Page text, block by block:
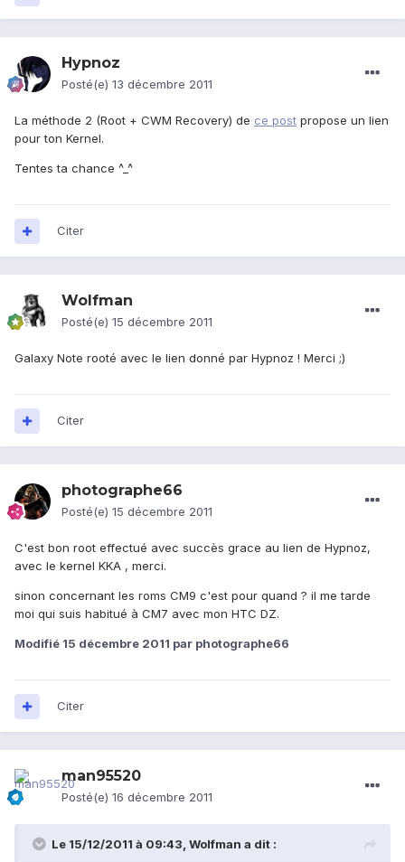
Hypnoz
Posté(e) 13 décembre 2011
La méthode 2 (Root + CWM Recovery) de ce post propose un lien
pour ton Kernel.
Tentes ta chance ^_^
Citer
Wolfman
Posté(e) 15 décembre 2011
Galaxy Note rooté avec le lien donné par Hypnoz ! Merci ;)
Citer
photographe66
Posté(e) 15 décembre 2011
C'est bon root effectué avec succès grace au lien de Hypnoz,
avec le kernel KKA , merci.
sinon concernant les roms CM9 c'est pour quand ? il me tarde
moi qui suis habitué à CM7 avec mon HTC DZ.
Modifié 15 décembre 2011 par photographe66
Citer
man95520
Posté(e) 16 décembre 2011
Le 15/12/2011 à 09:43, Wolfman a dit :